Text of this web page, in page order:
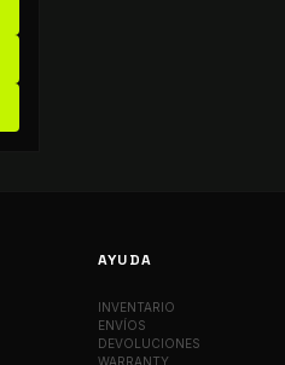
AYUDA
INVENTARIO
ENVÍOS
DEVOLUCIONES
WARRANTY